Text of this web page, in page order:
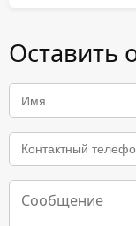
Оставить